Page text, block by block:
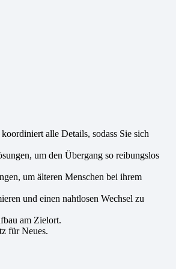
alle Details, sodass Sie sich
um den Übergang so reibungslos
um älteren Menschen bei ihrem
und einen nahtlosen Wechsel zu
am Zielort.
für Neues.